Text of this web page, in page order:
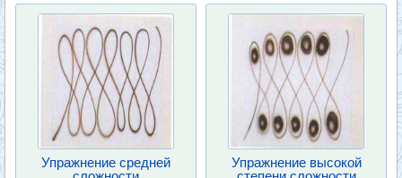
Упражнение средней
Упражнение высокой